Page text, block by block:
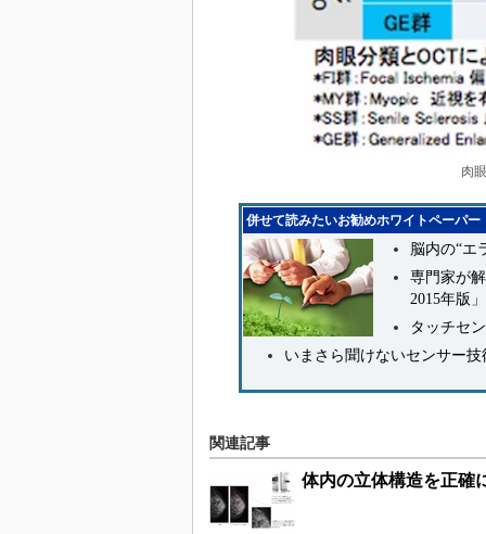
肉
併せて読みたいお勧めホワイトペーパー
脳内の“エ
専門家が
2015年版」
タッチセ
いまさら聞けないセンサー
関連記事
体内の立体構造を正確